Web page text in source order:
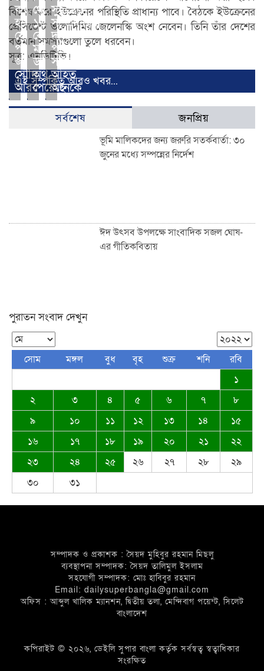
বিশেষ করে ইউক্রেনের পরিস্থিতি প্রাধান্য পাবে। বৈঠকে ইউক্রেনের
প্রেসিডেন্ট ভলোদিমির জেলেনস্কি অংশ নেবেন। তিনি তাঁর দেশের
বর্তমান সমস্যাগুলো তুলে ধরবেন।
সূত্র: এনডিটিভি।
এই সম্পর্কিত আরও খবর...
কতজন
হজে
যেতে
পারবেন,
জানাল
সৌদি
আরব
থেকে
১৬
কোটি
মার্কিন
ডলার
অর্থ
পেয়েছে
সুইডেনে
সাম্প্রদায়িক
দাঙ্গা,
পুলিশ
সদস্যসহ
আহত
অনেকে
সর্বশেষ জনপ্রিয়
ভূমি মালিকদের জন্য জরুরি সতর্কবার্তা: ৩০
জুনের মধ্যে সম্পন্নের নির্দেশ
ঈদ উৎসব উপলক্ষে সাংবাদিক সজল ঘোষ-
এর গীতিকবিতায়
ফিতরের বিশাল জামাত অনুষ্ঠিত: হাজারো
মুসল্লির ঢল
০৩ নং দেওয়ান বাজার ইউনিয়নবাসী সহ দেশ
ও দেশের বাইরে অবস্থানরত সকলকে ঈদের
শুভেচ্ছা জানিয়েছেন খন্দকার আব্দুর রকিব
জাতীয়তাবাদী পেশাজীবী দলের ইফতার
দেওয়ান বাজারবাসীকে ঈদের শুভেচ্ছা
জানালেন সৈয়দ তালিমুল ইসলাম জুনু
পুরাতন সংবাদ দেখুন
সোম মঙ্গল বুধ বৃহ শুক্র শনি
রবি
১
২
৩ ৪ ৫ ৬ ৭
৮
৯
১০ ১১ ১২ ১৩ ১৪
১৫
১৬
১৭ ১৮ ১৯ ২০ ২১
২২
২৩
২৪ ২৫ ২৬ ২৭ ২৮
২৯
৩০
৩১
সম্পাদক ও প্রকাশক : সৈয়দ মুহিবুর রহমান মিছলু
ব্যবস্থাপনা সম্পাদক: সৈয়দ তালিমুল ইসলাম
সহযোগী সম্পাদক: মোঃ হাবিবুর রহমান
Email: dailysuperbangla@gmail.com
অফিস : আব্দুল খালিক ম্যানশন, দ্বিতীয় তলা, মেন্দিবাগ পয়েন্ট, সিলেট
বাংলাদেশ
কপিরাইট © ২০২৬, ডেইলি সুপার বাংলা কর্তৃক সর্বস্বত্ব স্বত্বাধিকার
সংরক্ষিত